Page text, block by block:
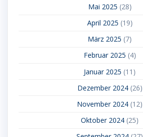
Mai 2025 (28)
April 2025 (19)
März 2025 (7)
Februar 2025 (4)
Januar 2025 (11)
Dezember 2024(26)
November 2024 (12)
Oktober 2024 (25)